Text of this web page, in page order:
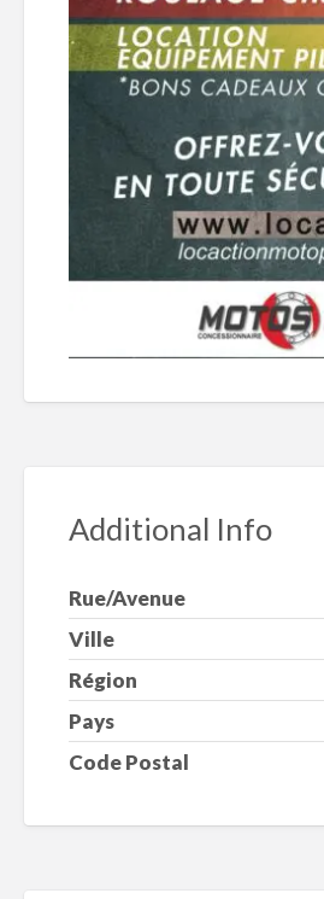
Additional Info
Rue/Avenue
Ville
Région
Pays
Code Postal